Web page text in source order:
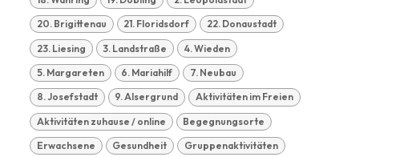
20. Brigittenau 21. Floridsdorf 22. Donaustadt
23. Liesing 3. Landstraße 4. Wieden
5. Margareten 6. Mariahilf 7. Neubau
8. Josefstadt 9. Alsergrund Aktivitäten im Freien
Aktivitäten zuhause / online Begegnungsorte
Erwachsene Gesundheit Gruppenaktivitäten